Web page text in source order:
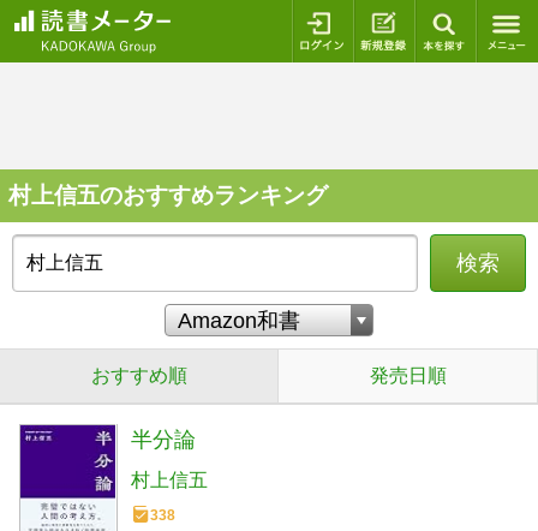
ログイン 新規登録
村上信五のおすすめランキング
検索
おすすめ順 発売日順
半分論
村上信五
338